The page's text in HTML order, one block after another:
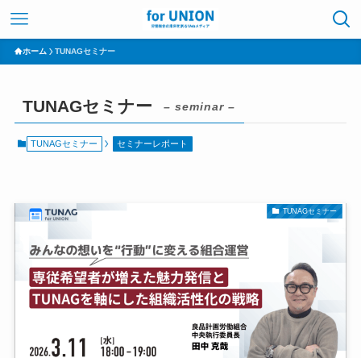
ホーム TUNAGセミナー
TUNAGセミナー – seminar –
TUNAGセミナー セミナーレポート
TUNAGセミナー